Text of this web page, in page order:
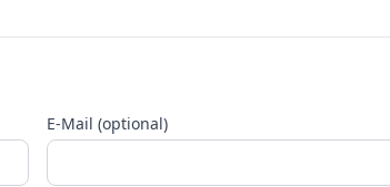
E-Mail (optional)